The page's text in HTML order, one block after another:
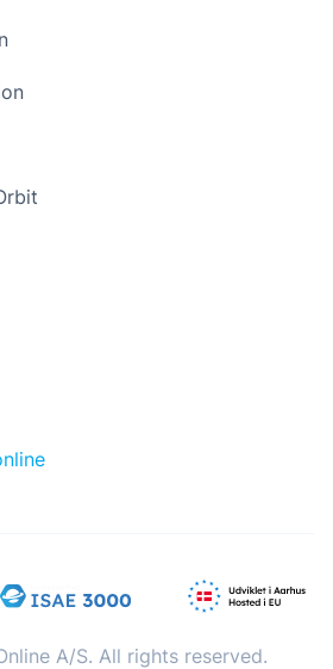
A/S. All rights reserved.